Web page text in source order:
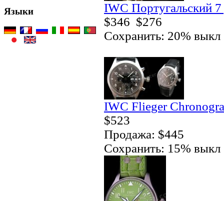
Языки
IWC Португальский
$346 $276
Сохранить: 20% выкл
IWC Flieger
$523
Продажа: $445
Сохранить: 15% выкл